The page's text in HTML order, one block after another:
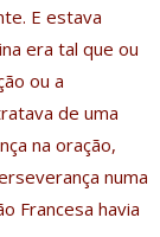
E estava
era tal que ou
ou a
de uma
na oração,
numa
Francesa havia